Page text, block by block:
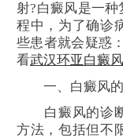
射?白癜风是一
程中，为了确诊
些患者就会疑惑
看武汉环亚白癜
一、白癜风的
白癜风的诊断
方法，包括但不